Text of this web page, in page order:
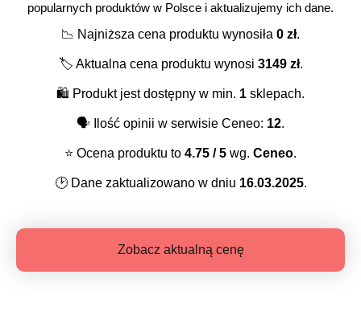
popularnych produktów w Polsce i aktualizujemy ich dane.
📉 Najniższa cena produktu wynosiła 0 zł.
🏷️ Aktualna cena produktu wynosi 3149zł.
🛍️ Produkt jest dostępny w min. 1 sklepach.
🗣️ Ilość opinii w serwisie Ceneo: 12.
⭐️ Ocena produktu to 4.75 / 5 wg. Ceneo.
🕑Dane zaktualizowano w dniu 16.03.2025.
Zobacz aktualną cenę